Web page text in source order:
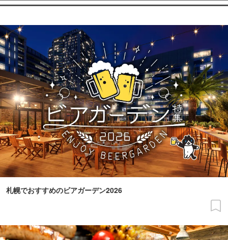
札幌でおすすめのビアガーデン2026